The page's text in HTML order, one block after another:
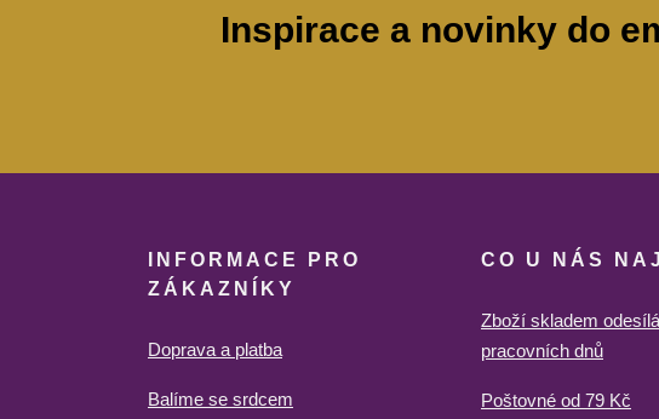
Inspirace a novinky do
INFORMACE PRO
ZÁKAZNÍKY
Doprava a platba
Balíme se srdcem
CO U NÁS
Zboží skladem
pracovních dnů
Poštovné od 79 Kč